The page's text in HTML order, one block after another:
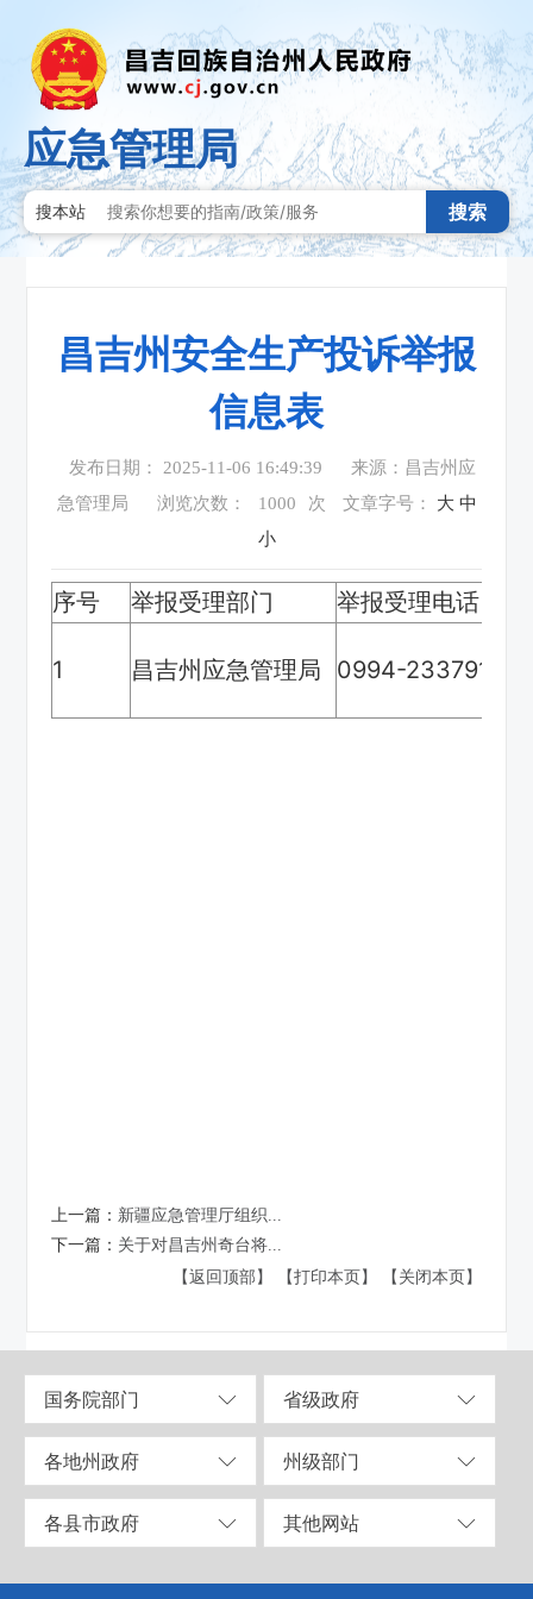
应急管理局
搜本站 搜索
昌吉州安全生产投诉举报
信息表
发布日期： 2025-11-06 16:49:39
来源：昌吉州应
急管理局
浏览次数： 1000 次 文章字号： 大 中
小
序号 举报受理部门 举报受理电话
1 昌吉州应急管理局 0994-2337910
上一篇： 新疆应急管理厅组织...
下一篇： 关于对昌吉州奇台将...
【返回顶部】
【打印本页】 【关闭本页】
国务院部门 省级政府
各地州政府 州级部门
各县市政府 其他网站